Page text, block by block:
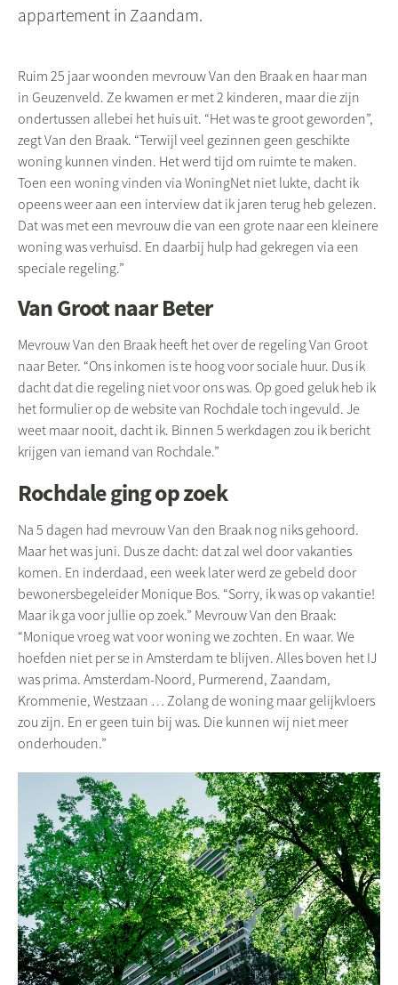
appartement in Zaandam.
Ruim 25 jaar woonden mevrouw Van den Braak en haar man
in Geuzenveld. Ze kwamen er met 2 kinderen, maar die zijn
ondertussen allebei het huis uit. “Het was te groot geworden”,
zegt Van den Braak. “Terwijl veel gezinnen geen geschikte
woning kunnen vinden. Het werd tijd om ruimte te maken.
Toen een woning vinden via WoningNet niet lukte, dacht ik
opeens weer aan een interview dat ik jaren terug heb gelezen.
Dat was met een mevrouw die van een grote naar een kleinere
woning was verhuisd. En daarbij hulp had gekregen via een
speciale regeling.”
Van Groot naar Beter
Mevrouw Van den Braak heeft het over de regeling Van Groot
naar Beter. “Ons inkomen is te hoog voor sociale huur. Dus ik
dacht dat die regeling niet voor ons was. Op goed geluk heb ik
het formulier op de website van Rochdale toch ingevuld. Je
weet maar nooit, dacht ik. Binnen 5 werkdagen zou ik bericht
krijgen van iemand van Rochdale.”
Rochdale ging op zoek
Na 5 dagen had mevrouw Van den Braak nog niks gehoord.
Maar het was juni. Dus ze dacht: dat zal wel door vakanties
komen. En inderdaad, een week later werd ze gebeld door
bewonersbegeleider Monique Bos. “Sorry, ik was op vakantie!
Maar ik ga voor jullie op zoek.” Mevrouw Van den Braak:
“Monique vroeg wat voor woning we zochten. En waar. We
hoefden niet per se in Amsterdam te blijven. Alles boven het IJ
was prima. Amsterdam-Noord, Purmerend, Zaandam,
Krommenie, Westzaan … Zolang de woning maar gelijkvloers
zou zijn. En er geen tuin bij was. Die kunnen wij niet meer
onderhouden.”